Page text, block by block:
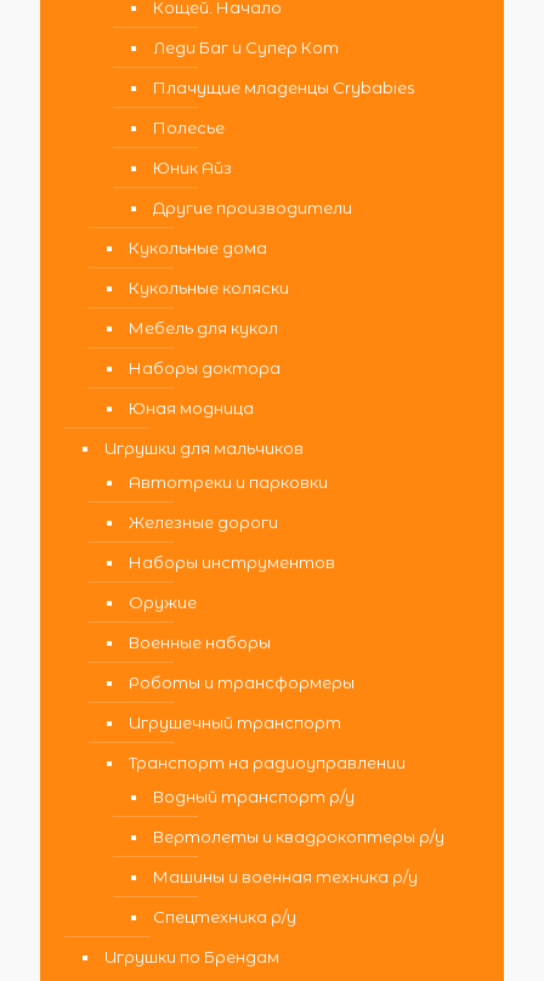
Кощей. Начало
Леди Баг и Супер Кот
Плачущие младенцы Crybabies
Полесье
Юник Айз
Другие производители
Кукольные дома
Кукольные коляски
Мебель для кукол
Наборы доктора
Юная модница
Игрушки для мальчиков
Автотреки и парковки
Железные дороги
Наборы инструментов
Оружие
Военные наборы
Роботы и трансформеры
Игрушечный транспорт
Транспорт на радиоуправлении
Водный транспорт р/у
Вертолеты и квадрокоптеры р/у
Машины и военная техника р/у
Спецтехника р/у
Игрушки по Брендам